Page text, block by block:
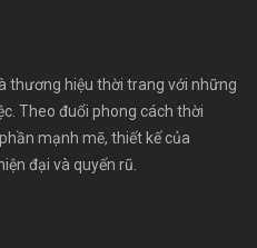
thương hiệu thời trang với những
Theo đuổi phong cách thời
mạnh mẽ, thiết kế của
đại và quyến rũ.